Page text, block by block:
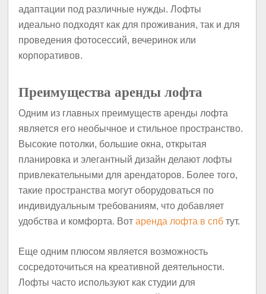
адаптации под различные нужды. Лофты
идеально подходят как для проживания, так и для
проведения фотосессий, вечеринок или
корпоративов.
Преимущества аренды лофта
Одним из главных преимуществ аренды лофта
является его необычное и стильное пространство.
Высокие потолки, большие окна, открытая
планировка и элегантный дизайн делают лофты
привлекательными для арендаторов. Более того,
такие пространства могут оборудоваться по
индивидуальным требованиям, что добавляет
удобства и комфорта. Вотаренда лофта в спб тут.
Еще одним плюсом является возможность
сосредоточиться на креативной деятельности.
Лофты часто используют как студии для